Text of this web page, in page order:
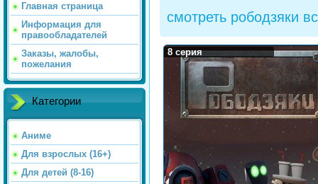
Главная страница
Информация для
правообладателей
Заказы, жалобы,
пожелания
Категории
Аниме
Для взрослых (16+)
Для детей (8-16)
смотреть рободзяки
8 серия